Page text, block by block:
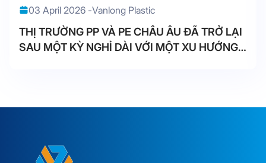
03 April 2026 -Vanlong Plastic
THỊ TRƯỜNG PP VÀ PE CHÂU ÂU ĐÃ TRỞ LẠI
SAU MỘT KỲ NGHỈ DÀI VỚI MỘT XU HƯỚNG